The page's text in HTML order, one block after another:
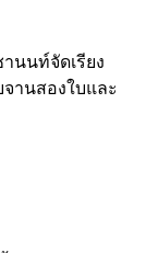
นนท์จัดเรียง
านสองใบและ